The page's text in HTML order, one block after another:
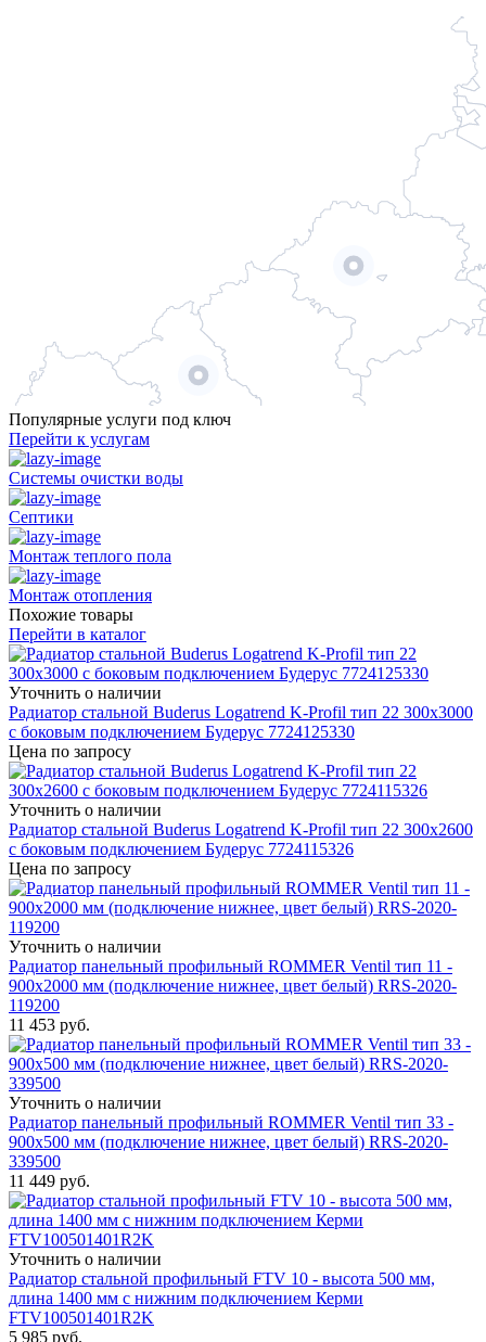
Популярные услуги под ключ
Перейти к услугам
Системы очистки воды
Септики
Монтаж теплого пола
Монтаж отопления
Похожие товары
Перейти в каталог
Уточнить о наличии
Радиатор стальной Buderus Logatrend K-Profil тип 22 300x3000
с боковым подключением Будерус 7724125330
Цена по запросу
Уточнить о наличии
Радиатор стальной Buderus Logatrend K-Profil тип 22 300x2600
с боковым подключением Будерус 7724115326
Цена по запросу
Уточнить о наличии
Радиатор панельный профильный ROMMER Ventil тип 11 -
900x2000 мм (подключение нижнее, цвет белый) RRS-2020-
119200
11 453 руб.
Уточнить о наличии
Радиатор панельный профильный ROMMER Ventil тип 33 -
900x500 мм (подключение нижнее, цвет белый) RRS-2020-
339500
11 449 руб.
Уточнить о наличии
Радиатор стальной профильный FTV 10 - высота 500 мм,
длина 1400 мм с нижним подключением Керми
FTV100501401R2K
5 985 руб.